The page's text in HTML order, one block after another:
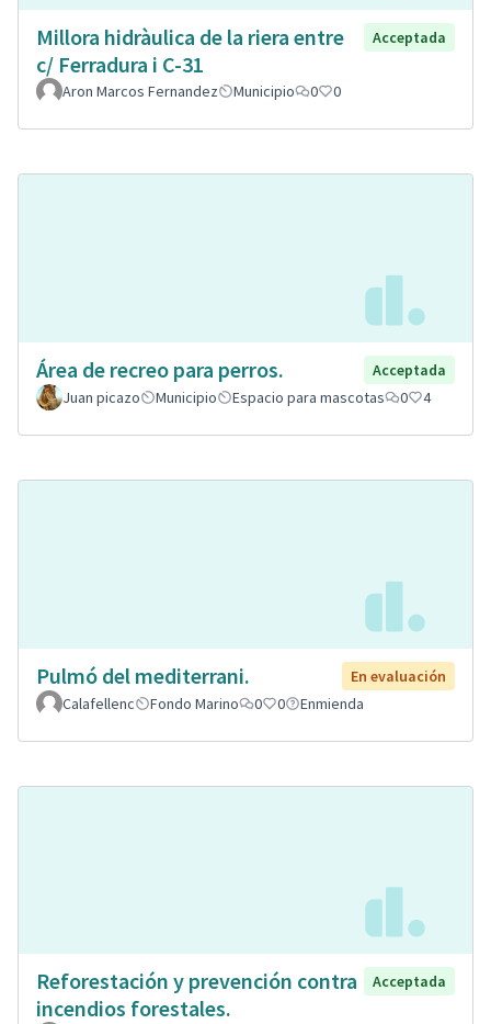
Millora hidràulica de la riera entre
c/ Ferradura i C-31
Acceptada
Aron Marcos Fernandez Municipio 0 0
Área de recreo para perros.
Acceptada
Juan picazo
Municipio Espacio para mascotas 0 4
Pulmó del mediterrani.
En evaluación
Calafellenc
Fondo Marino 0 0 Enmienda
Reforestación y prevención contra
incendios forestales.
Acceptada